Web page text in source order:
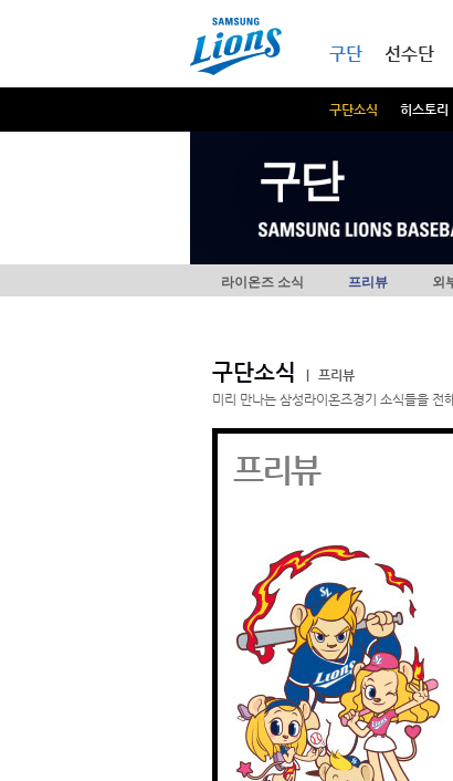
구단
구단소식 히스토리
선수단
구단
라이온즈 소식 프리뷰 외
구단소식
프리뷰
미리 만나는 삼성라이온즈경기 소식들을 전
프리뷰